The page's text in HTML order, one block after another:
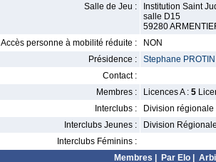
Salle de Jeu :
Institution Saint
salle D15
59280
Accès personne à mobilité réduite :
NON
Présidence :
Stephane PROTIN
Contact :
Membres :
Licences A : 5
Interclubs :
Division régionale
Interclubs Jeunes :
Division
Interclubs Féminins :
Membres
Par Elo